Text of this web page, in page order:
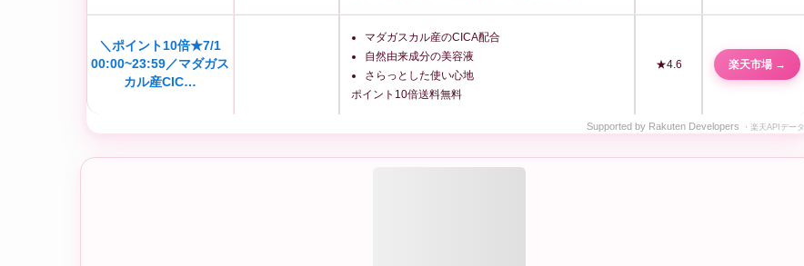
＼ポイント10倍★7/1
00:00~23:59／マダガス
カル産CIC…
マダガスカル産のCICA配合
自然由来成分の美容液
さらっとした使い心地
ポイント10倍送料無料
★4.6 楽天市場 →
Supported by Rakuten Developers ・楽天APIデータ